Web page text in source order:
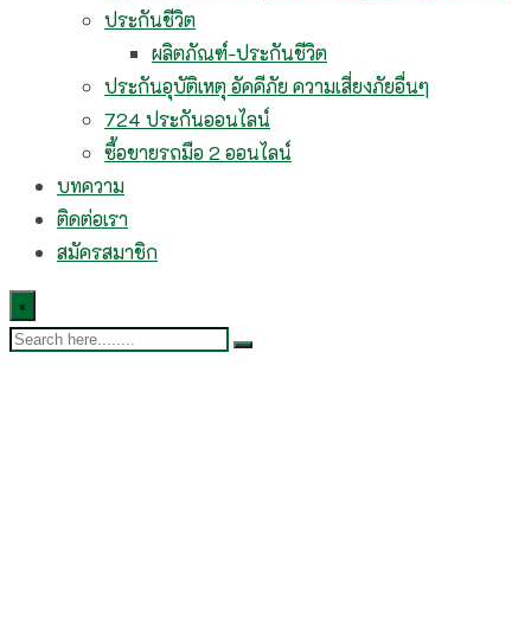
ประกันชีวิต
ผลิตภัณฑ์-ประกันชีวิต
ประกันอุบัติเหตุ อัคคีภัย ความเสี่ยงภัยอื่นๆ
724 ประกันออนไลน์
ซื้อขายรถมือ 2 ออนไลน์
บทความ
ติดต่อเรา
สมัครสมาชิก
×